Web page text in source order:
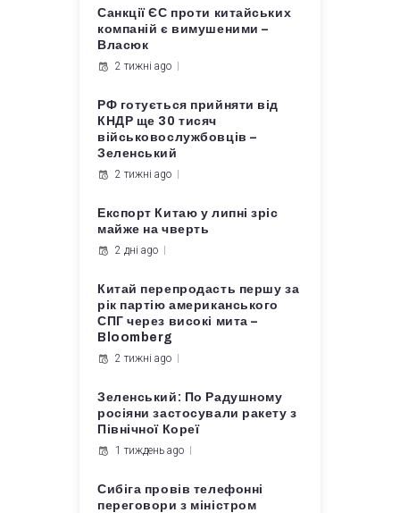
Санкції ЄС проти китайських
компаній є вимушеними –
Власюк
2 тижні ago
РФ готується прийняти від
КНДР ще 30 тисяч
військовослужбовців –
Зеленський
2 тижні ago
Експорт Китаю у липні зріс
майже на чверть
2 дні ago
Китай перепродасть першу за
рік партію американського
СПГ через високі мита –
Bloomberg
2 тижні ago
Зеленський: По Радушному
росіяни застосували ракету з
Північної Кореї
1 тиждень ago
Сибіга провів телефонні
переговори з міністром